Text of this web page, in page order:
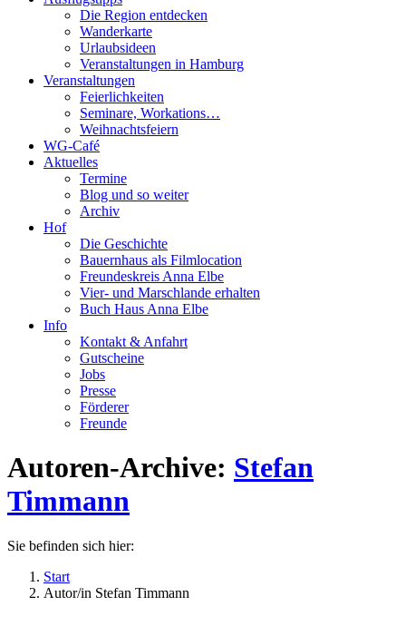
Die Region entdecken
Wanderkarte
Urlaubsideen
Veranstaltungen in Hamburg
Veranstaltungen
Feierlichkeiten
Seminare, Workations…
Weihnachtsfeiern
WG-Café
Aktuelles
Termine
Blog und so weiter
Archiv
Hof
Die Geschichte
Bauernhaus als Filmlocation
Freundeskreis Anna Elbe
Vier- und Marschlande erhalten
Buch Haus Anna Elbe
Info
Kontakt & Anfahrt
Gutscheine
Jobs
Presse
Förderer
Freunde
Autoren-Archive: Stefan
Timmann
Sie befinden sich hier:
Start
Autor/in Stefan Timmann